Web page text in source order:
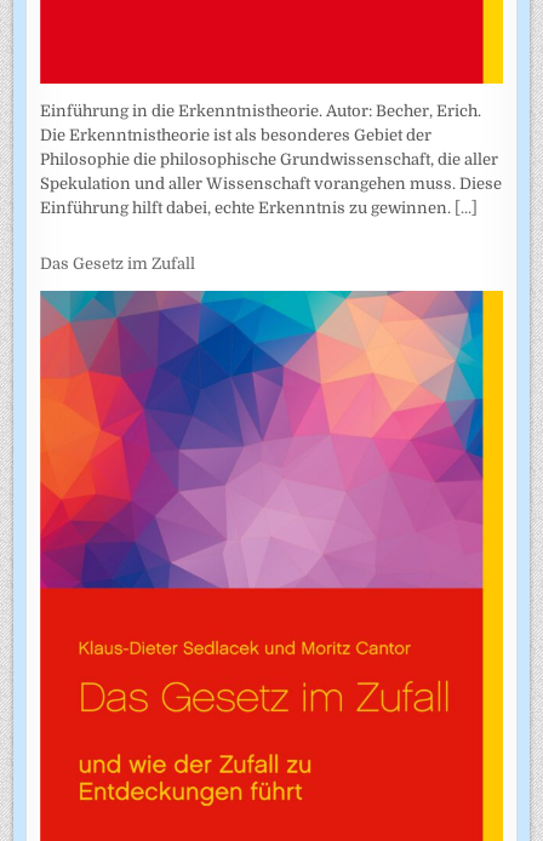
Einführung in die Erkenntnistheorie. Autor: Becher, Erich.
Die Erkenntnistheorie ist als besonderes Gebiet der
Philosophie die philosophische Grundwissenschaft, die aller
Spekulation und aller Wissenschaft vorangehen muss. Diese
Einführung hilft dabei, echte Erkenntnis zu gewinnen. [...]
Das Gesetz im Zufall